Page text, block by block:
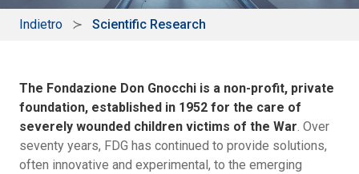
Indietro Scientific Research
The Fondazione Don Gnocchi is a non-profit, private
foundation, established in 1952 for the care of
severely wounded children victims of the War. Over
seventy years, FDG has continued to provide solutions,
often innovative and experimental, to the emerging